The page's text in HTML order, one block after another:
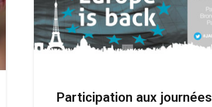
Participation aux journées